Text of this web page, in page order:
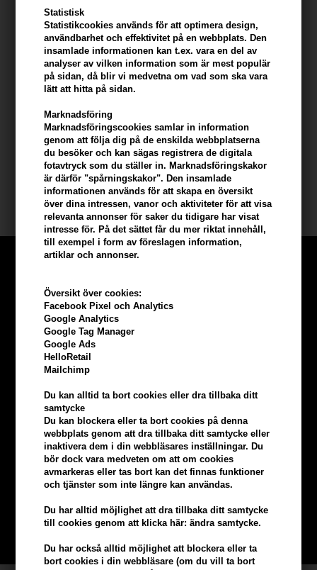
Statistisk
Statistikcookies används för att optimera design,
användbarhet och effektivitet på en webbplats. Den
insamlade informationen kan t.ex. vara en del av
analyser av vilken information som är mest populär
på sidan, då blir vi medvetna om vad som ska vara
lätt att hitta på sidan.
Marknadsföring
Marknadsföringscookies samlar in information
genom att följa dig på de enskilda webbplatserna
du besöker och kan sägas registrera de digitala
fotavtryck som du ställer in. Marknadsföringskakor
är därför "spårningskakor". Den insamlade
informationen används för att skapa en översikt
över dina intressen, vanor och aktiviteter för att visa
relevanta annonser för saker du tidigare har visat
intresse för. På det sättet får du mer riktat innehåll,
till exempel i form av föreslagen information,
artiklar och annonser.
Översikt över cookies:
Facebook Pixel och Analytics
Google Analytics
Google Tag Manager
Google Ads
HelloRetail
Mailchimp
Du kan alltid ta bort cookies eller dra tillbaka ditt
samtycke
Du kan blockera eller ta bort cookies på denna
webbplats genom att dra tillbaka ditt samtycke eller
inaktivera dem i din webbläsares inställningar. Du
bör dock vara medveten om att om cookies
avmarkeras eller tas bort kan det finnas funktioner
och tjänster som inte längre kan användas.
Du har alltid möjlighet att dra tillbaka ditt samtycke
till cookies genom att klicka här: ändra samtycke.
Du har också alltid möjlighet att blockera eller ta
bort cookies i din webbläsare (om du vill ta bort
- Inte testat på djur
Du använder Zenz Therapy Spray Mousse Blueberry så
- Applicera på nytvättat, handdukstorkat hår
- Hårstyling bak
eller en pensel
Avsluta med föntorkning
Innehåll: 250 ml
Zenz-terapi
Tjäna5% bonuspå hela din
beställning
Bli en del av vår kundklubb gratis och få rabatter när du handlar